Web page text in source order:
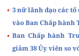
3 nữ lãnh đạo các
vào Ban Chấp hành
Ban Chấp hành
giảm 38 Ủy viên so